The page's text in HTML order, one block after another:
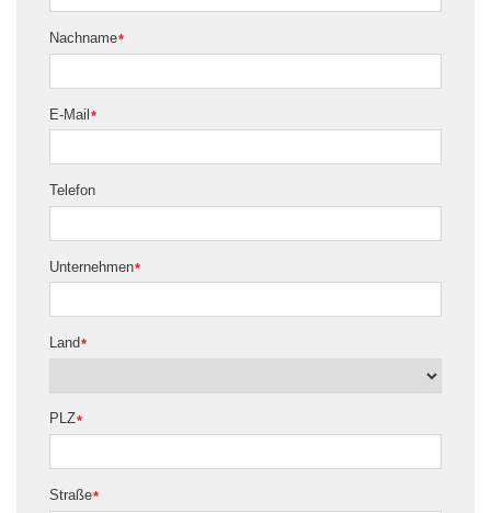
*
Nachname
*
E-Mail
Telefon
*
Unternehmen
*
Land
*
PLZ
*
Straße